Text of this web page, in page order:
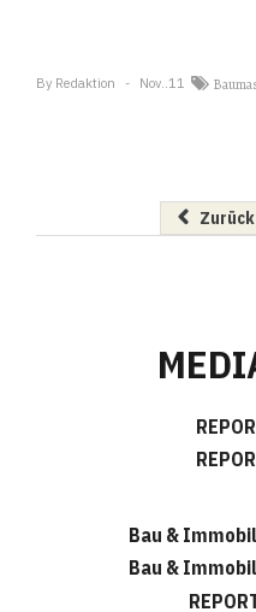
By Redaktion Nov..11
Zurück
Bau &
Bau &